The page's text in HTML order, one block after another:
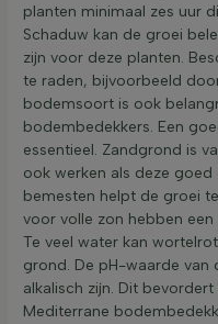
planten minimaal zes uur
Schaduw kan de groei
zijn voor deze planten.
te raden, bijvoorbeeld
bodemsoort is ook
bodembedekkers. Een
essentieel. Zandgrond is
ook werken als deze
bemesten helpt de groei
voor volle zon hebben
Te veel water kan
grond. De pH-waarde
alkalisch zijn. Dit
Mediterrane